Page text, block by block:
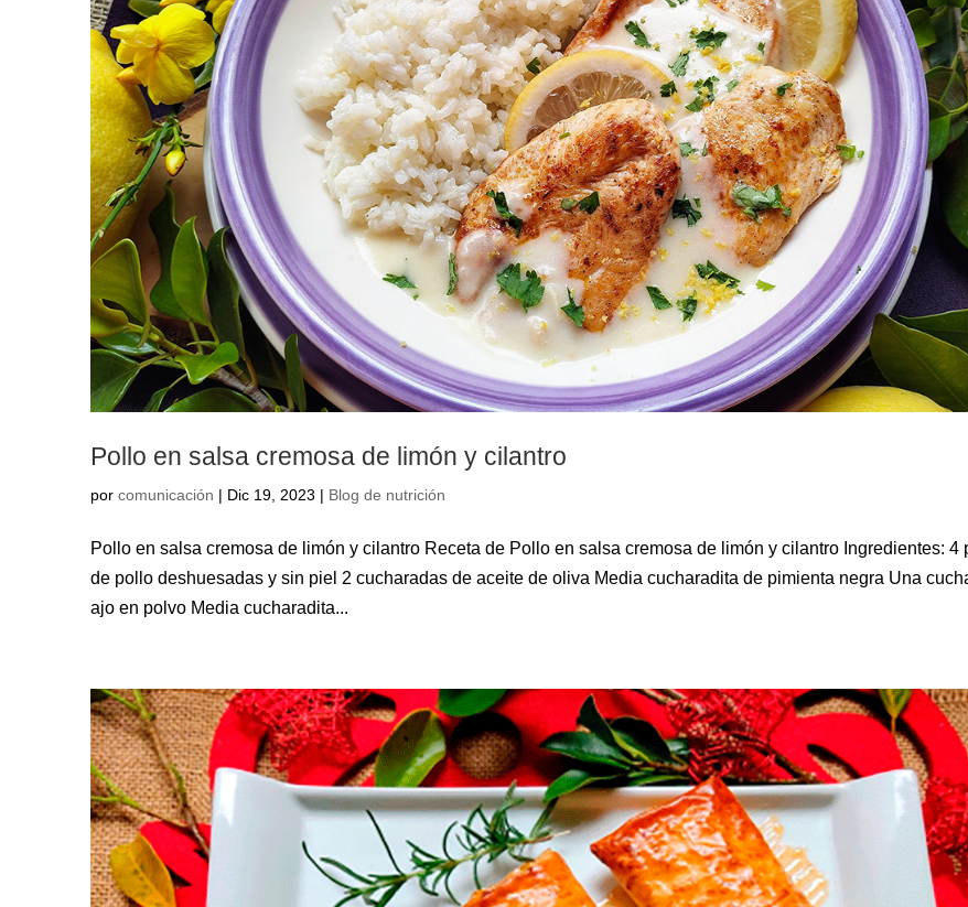
Pollo en salsa cremosa de limón y cilantro
por comunicación | Dic 19, 2023 | Blog de nutrición
Pollo en salsa cremosa de limón y cilantro Receta de Pollo en salsa cremosa de limón y cilantro Ingredientes: 4
de pollo deshuesadas y sin piel 2 cucharadas de aceite de oliva Media cucharadita de pimienta negra Una
ajo en polvo Media cucharadita...